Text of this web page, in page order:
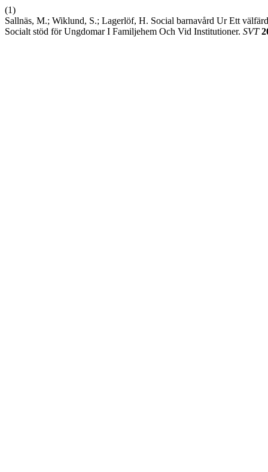
(1)
Sallnäs, M.; Wiklund, S.; Lagerlöf, H. Social barnavård Ur Ett
Socialt stöd för Ungdomar I Familjehem Och Vid Institutioner. SVT